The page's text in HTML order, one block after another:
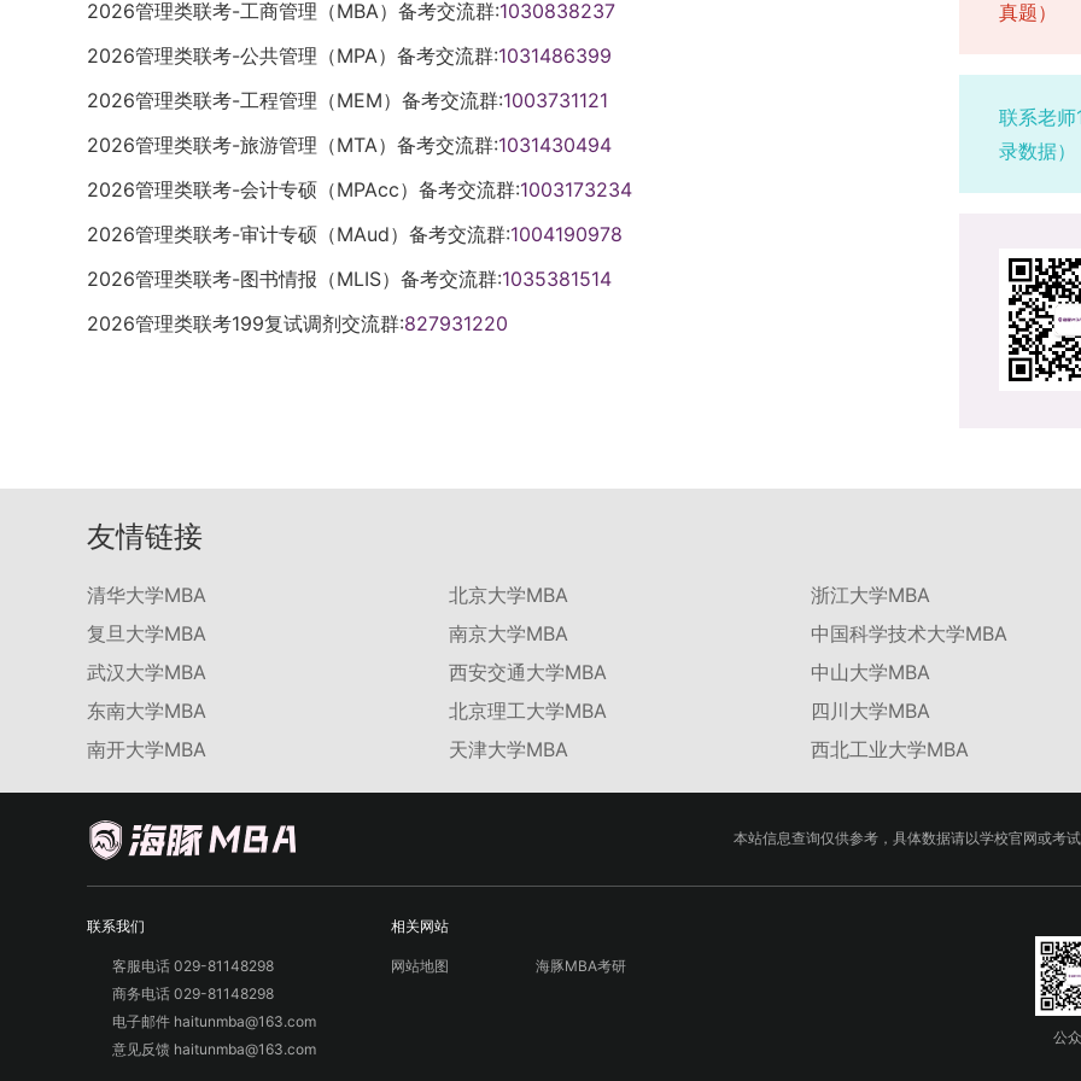
2026管理类联考-工商管理（MBA）备考交流群:1030838237
2026管理类联考-公共管理（MPA）备考交流群:1031486399
2026管理类联考-工程管理（MEM）备考交流群:1003731121
2026管理类联考-旅游管理（MTA）备考交流群:1031430494
2026管理类联考-会计专硕（MPAcc）备考交流群:1003173234
2026管理类联考-审计专硕（MAud）备考交流群:1004190978
2026管理类联考-图书情报（MLIS）备考交流群:1035381514
2026管理类联考199复试调剂交流群:827931220
真题）
联系老
录数据）
友情链接
清华大学MBA 北京大学MBA
浙江大学MBA
复旦大学MBA
南京大学MBA
中国科学技术大学MBA
武汉大学MBA
西安交通大学MBA
中山大学MBA
东南大学MBA
北京理工大学MBA
四川大学MBA
南开大学MBA
天津大学MBA 西北工业大学MBA
本站信息查询仅供参考，具体数据请以学校官网或考
联系我们
客服电话 029-81148298
商务电话 029-81148298
电子邮件 haitunmba@163.com
意见反馈 haitunmba@163.com
相关网站
网站地图 海豚MBA考研
公